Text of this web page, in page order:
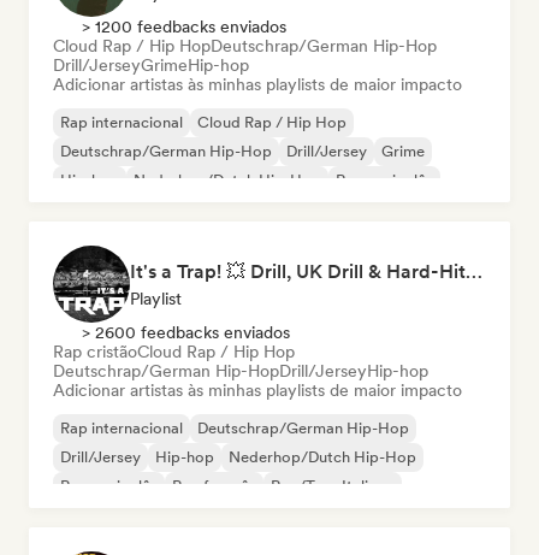
> 1200 feedbacks enviados
Cloud Rap / Hip HopDeutschrap/German Hip-Hop
Drill/JerseyGrimeHip-hop
Adicionar artistas às minhas playlists de maior impacto
Rap internacional
Cloud Rap / Hip Hop
Deutschrap/German Hip-Hop
Drill/Jersey
Grime
Hip-hop
Nederhop/Dutch Hip-Hop Rap em inglês
It's a Trap! 💥 Drill, UK Drill & Hard-Hitting Trap
Playlist
> 2600 feedbacks enviados
Rap cristãoCloud Rap / Hip Hop
Deutschrap/German Hip-HopDrill/JerseyHip-hop
Adicionar artistas às minhas playlists de maior impacto
Rap internacional
Deutschrap/German Hip-Hop
Drill/Jersey
Hip-hop
Nederhop/Dutch Hip-Hop
Rap em inglês
Rap francês Rap/Trap Italiano